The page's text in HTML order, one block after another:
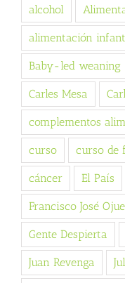
alcohol
alimentación
Baby-led weaning
Carles Mesa
complementos
curso curso de
cáncer El País
Francisco José
Gente Despierta
Juan Revenga